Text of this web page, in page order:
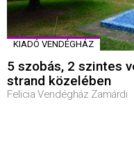
KIADÓ VENDÉGHÁZ
5 szobás, 2 szintes
strand közelében
Felicia Vendégház Zamárdi